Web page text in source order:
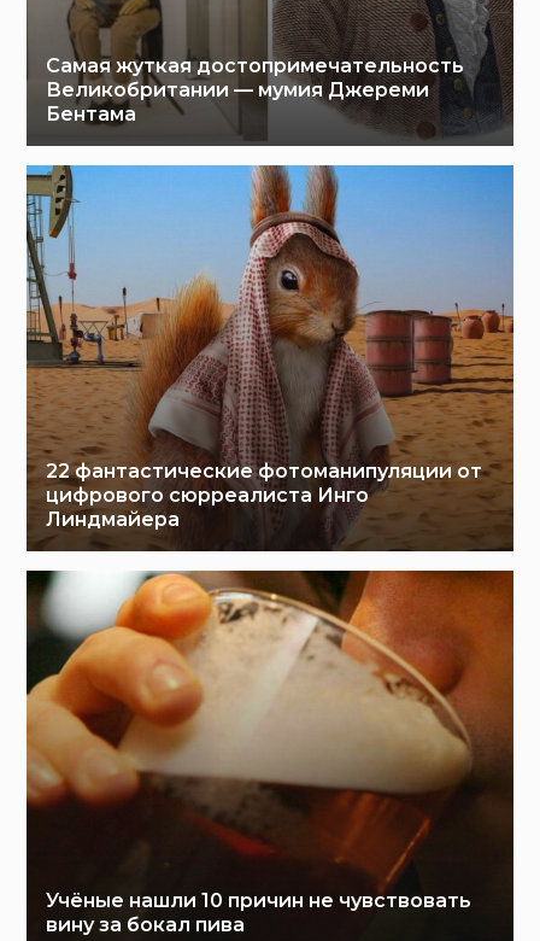
Самая жуткая достопримечательность
Великобритании — мумия Джереми
Бентама
22 фантастические фотоманипуляции от
цифрового сюрреалиста Инго
Линдмайера
Учёные нашли 10 причин не чувствовать
вину за бокал пива